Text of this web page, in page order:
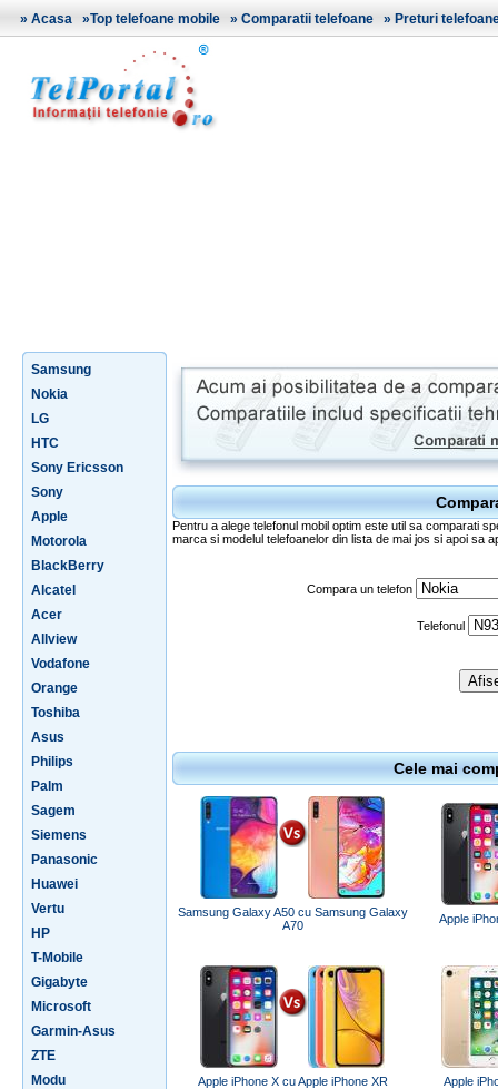
» Acasa »Top telefoane mobile » Comparatii telefoane » Preturi
Samsung
Nokia
LG
HTC
Sony Ericsson
Sony
Apple
Motorola
BlackBerry
Alcatel
Acer
Allview
Vodafone
Orange
Toshiba
Asus
Philips
Palm
Sagem
Siemens
Panasonic
Huawei
Vertu
HP
T-Mobile
Gigabyte
Microsoft
Garmin-Asus
ZTE
Modu
Pentru a alege telefonul mobil optim este util sa comparati
marca si modelul telefoanelor din lista de mai jos si apoi sa
Compara un telefon
Telefonul
Cele mai
Samsung Galaxy A50 cu Samsung Galaxy
A70
Apple
Apple iPhone X cu Apple iPhone XR Apple